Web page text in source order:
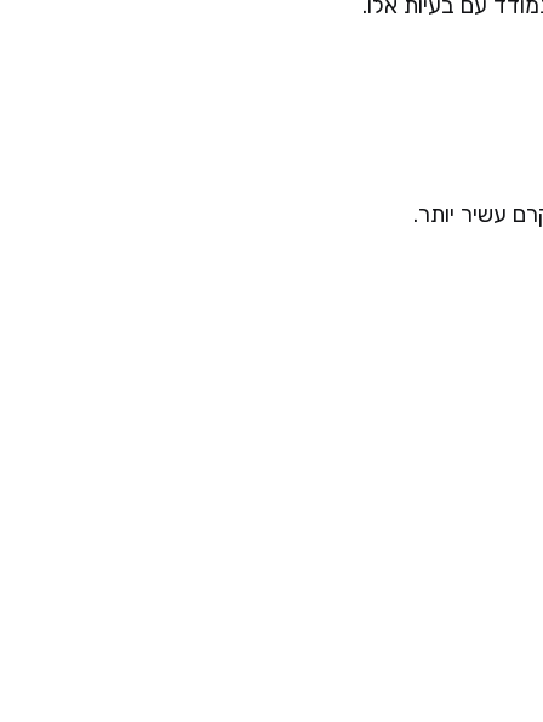
עשיר יותר.